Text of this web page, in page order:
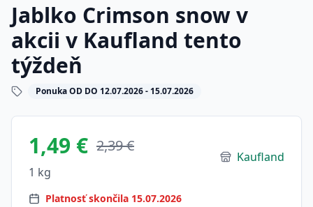
Jablko Crimson snow v
akcii v Kaufland tento
týždeň
Ponuka OD DO 12.07.2026 - 15.07.2026
1,49 € 2,39 €
1 kg
Kaufland
Platnosť skončila 15.07.2026